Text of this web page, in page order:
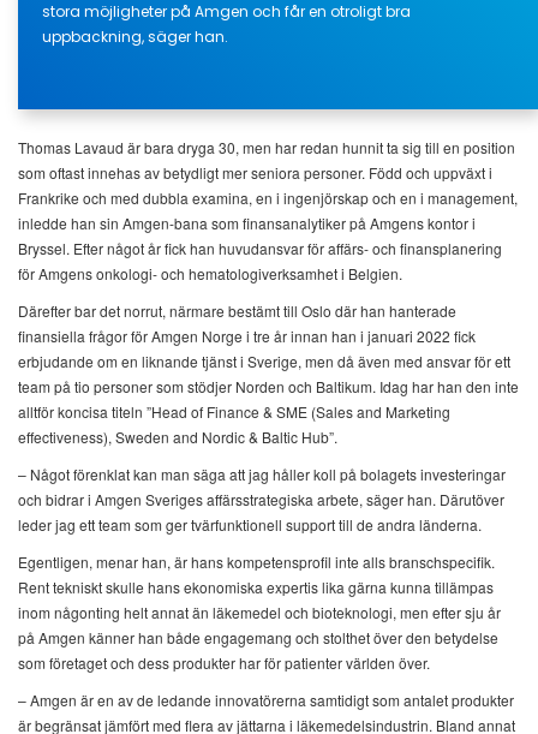
stora möjligheter på Amgen och får en otroligt bra
uppbackning, säger han.
Thomas Lavaud är bara dryga 30, men har redan hunnit ta sig till en position
som oftast innehas av betydligt mer seniora personer. Född och uppväxt i
Frankrike och med dubbla examina, en i ingenjörskap och en i management,
inledde han sin Amgen-bana som finansanalytiker på Amgens kontor i
Bryssel. Efter något år fick han huvudansvar för affärs- och finansplanering
för Amgens onkologi- och hematologiverksamhet i Belgien.
Därefter bar det norrut, närmare bestämt till Oslo där han hanterade
finansiella frågor för Amgen Norge i tre år innan han i januari 2022 fick
erbjudande om en liknande tjänst i Sverige, men då även med ansvar för ett
team på tio personer som stödjer Norden och Baltikum. Idag har han den inte
alltför koncisa titeln ”Head of Finance & SME (Sales and Marketing
effectiveness), Sweden and Nordic & Baltic Hub”.
– Något förenklat kan man säga att jag håller koll på bolagets investeringar
och bidrar i Amgen Sveriges affärsstrategiska arbete, säger han. Därutöver
leder jag ett team som ger tvärfunktionell support till de andra länderna.
Egentligen, menar han, är hans kompetensprofil inte alls branschspecifik.
Rent tekniskt skulle hans ekonomiska expertis lika gärna kunna tillämpas
inom någonting helt annat än läkemedel och bioteknologi, men efter sju år
på Amgen känner han både engagemang och stolthet över den betydelse
som företaget och dess produkter har för patienter världen över.
– Amgen är en av de ledande innovatörerna samtidigt som antalet produkter
är begränsat jämfört med flera av jättarna i läkemedelsindustrin. Bland annat